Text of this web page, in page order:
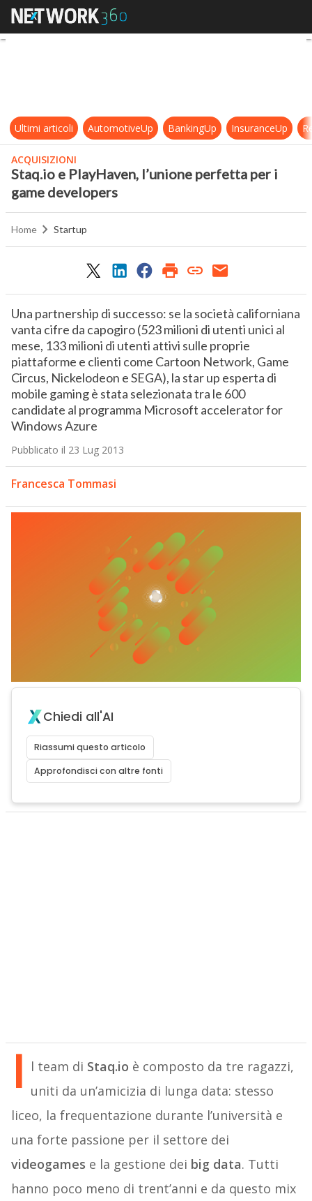
Staq.io e PlayHaven, l’unione
Ultimi articoli AutomotiveUp BankingUp InsuranceUp
ACQUISIZIONI
Staq.io e PlayHaven, l’unione perfetta per i
game developers
Home Startup
Una partnership di successo: se la società californiana
vanta cifre da capogiro (523 milioni di utenti unici al
mese, 133 milioni di utenti attivi sulle proprie
piattaforme e clienti come Cartoon Network, Game
Circus, Nickelodeon e SEGA), la star up esperta di
mobile gaming è stata selezionata tra le 600
candidate al programma Microsoft accelerator for
Windows Azure
Pubblicato il 23 Lug 2013
Francesca Tommasi
Chiedi all'AI
Riassumi questo articolo
Approfondisci con altre fonti
I l team di Staq.io è composto da tre ragazzi,
uniti da un’amicizia di lunga data: stesso
liceo, la frequentazione durante l’università e
una forte passione per il settore dei
videogames e la gestione dei big data. Tutti
hanno poco meno di trent’anni e da questo mix